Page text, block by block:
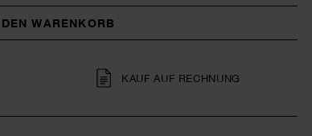
WARENKORB
KAUF AUF RECHNUNG